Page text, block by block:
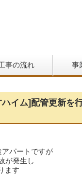
事の流れ 事
イム]配管更新を
パートですが
が発生し
ます